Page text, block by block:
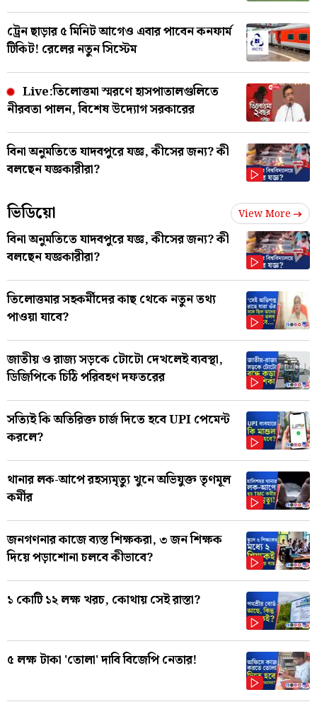
ট্রেন ছাড়ার ৫ মিনিট আগেও এবার পাবেন কনফার্ম
টিকিট! রেলের নতুন সিস্টেম
Live:তিলোত্তমা স্মরণে হাসপাতালগুলিতে
নীরবতা পালন, বিশেষ উদ্যোগ সরকারের
বিনা অনুমতিতে যাদবপুরে যজ্ঞ, কীসের জন্য? কী
বলছেন যজ্ঞকারীরা?
ভিডিয়ো View More
বিনা অনুমতিতে যাদবপুরে যজ্ঞ, কীসের জন্য? কী
বলছেন যজ্ঞকারীরা?
তিলোত্তমার সহকর্মীদের কাছ থেকে নতুন তথ্য
পাওয়া যাবে?
জাতীয় ও রাজ্য সড়কে টোটো দেখলেই ব্যবস্থা,
ডিজিপিকে চিঠি পরিবহণ দফতরের
সত্যিই কি অতিরিক্ত চার্জ দিতে হবে UPI পেমেন্ট
করলে?
থানার লক-আপে রহস্যমৃত্যু খুনে অভিযুক্ত তৃণমূল
কর্মীর
জনগণনার কাজে ব্যস্ত শিক্ষকরা, ৩ জন শিক্ষক
দিয়ে পড়াশোনা চলবে কীভাবে?
১ কোটি ১২ লক্ষ খরচ, কোথায় সেই রাস্তা?
৫ লক্ষ টাকা 'তোলা' দাবি বিজেপি নেতার!